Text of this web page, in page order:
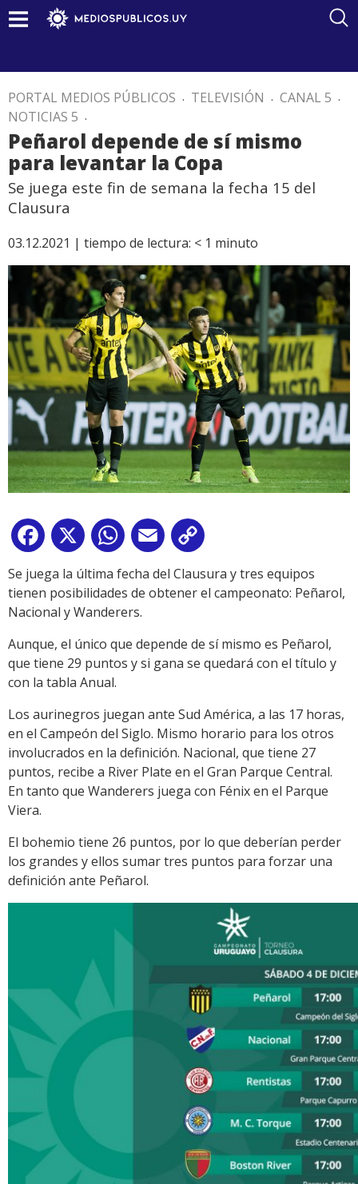
PORTAL MEDIOS PÚBLICOS . TELEVISIÓN . CANAL 5 .
NOTICIAS 5 .
Peñarol depende de sí mismo
para levantar la Copa
Se juega este fin de semana la fecha 15 del
Clausura
03.12.2021 | tiempo de lectura: < 1 minuto
Facebook
X WhatsApp
Email
Link
Se juega la última fecha del Clausura y tres equipos
tienen posibilidades de obtener el campeonato: Peñarol,
Nacional y Wanderers.
Aunque, el único que depende de sí mismo es Peñarol,
que tiene 29 puntos y si gana se quedará con el título y
con la tabla Anual.
Los aurinegros juegan ante Sud América, a las 17 horas,
en el Campeón del Siglo. Mismo horario para los otros
involucrados en la definición. Nacional, que tiene 27
puntos, recibe a River Plate en el Gran Parque Central.
En tanto que Wanderers juega con Fénix en el Parque
Viera.
El bohemio tiene 26 puntos, por lo que deberían perder
los grandes y ellos sumar tres puntos para forzar una
definición ante Peñarol.